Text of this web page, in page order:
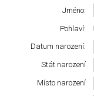
Jméno:
Pohlaví:
Datum narození:
Stát narození
Místo narození